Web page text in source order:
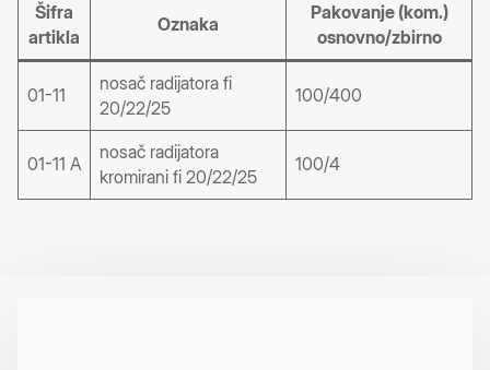
Šifra
artikla
Oznaka
Pakovanje (kom.)
osnovno/zbirno
01-11
nosač radijatora fi
20/22/25
100/400
01-11 A
nosač radijatora
kromirani fi 20/22/25
100/4